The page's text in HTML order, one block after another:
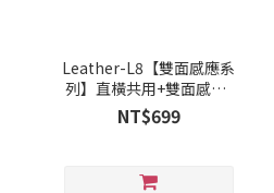
Leather-L8【雙面感應系
列】直橫共用+雙面感應-
商務風PU皮證件卡套
NT$699